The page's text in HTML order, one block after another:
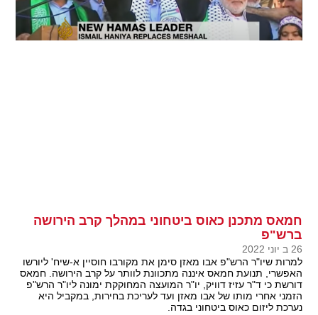
חמאס מתכנן כאוס ביטחוני במהלך קרב הירושה
ברש"פ
26 ב יוני 2022
למרות שיו"ר הרש"פ אבו מאזן סימן את מקורבו חוסיין א-שיח' ליורשו
האפשרי, תנועת חמאס איננה מתכוונת לוותר על קרב הירושה. חמאס
דורשת כי ד"ר עזיז דוויק, יו"ר המועצה המחוקקת ימונה ליו"ר הרש"פ
הזמני אחרי מותו של אבו מאזן ועד לעריכת בחירות, במקביל היא
נערכת ליזום כאוס ביטחוני בגדה.